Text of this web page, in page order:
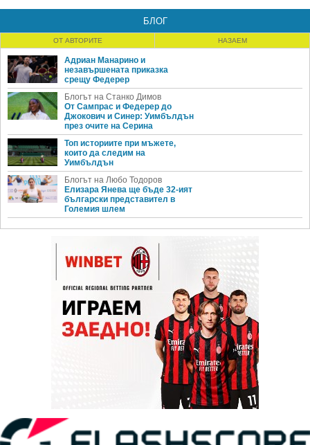
БЛОГ
ОТ АВТОРИТЕ НАЗАЕМ
Адриан Манарино и
незавършената приказка
срещу Федерер
Блогът на Станко Димов
От Сампрас и Федерер до
Джокович и Синер: Уимбълдън
през очите на Серина
Топ историите при мъжете,
които да следим на
Уимбълдън
Блогът на Любо Тодоров
Елизара Янева ще бъде 32-ият
български представител в
Големия шлем